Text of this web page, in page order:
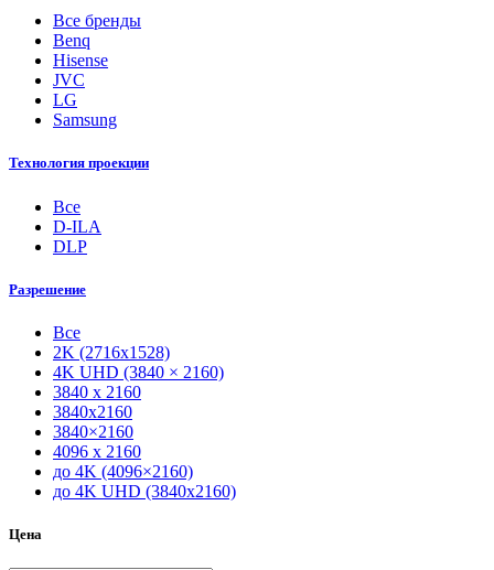
Все бренды
Benq
Hisense
JVC
LG
Samsung
Технология проекции
Все
D-ILA
DLP
Разрешение
Все
2K (2716x1528)
4K UHD (3840 × 2160)
3840 x 2160
3840x2160
3840×2160
4096 x 2160
до 4K (4096×2160)
до 4K UHD (3840x2160)
Цена